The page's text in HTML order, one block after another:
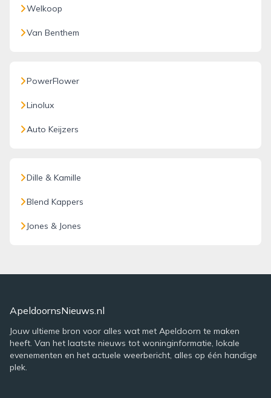
Welkoop
Van Benthem
PowerFlower
Linolux
Auto Keijzers
Dille & Kamille
Blend Kappers
Jones & Jones
ApeldoornsNieuws.nl
Jouw ultieme bron voor alles wat met Apeldoorn te maken
heeft. Van het laatste nieuws tot woninginformatie, lokale
evenementen en het actuele weerbericht, alles op één handige
plek.